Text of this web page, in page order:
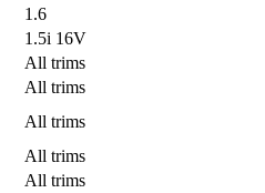
1.6
1.5i 16V
All trims
All trims
All trims
All trims
All trims